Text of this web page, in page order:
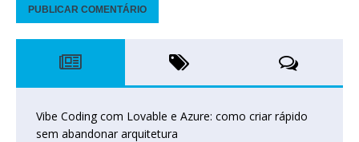
Vibe Coding com Lovable e Azure: como criar rápido
sem abandonar arquitetura